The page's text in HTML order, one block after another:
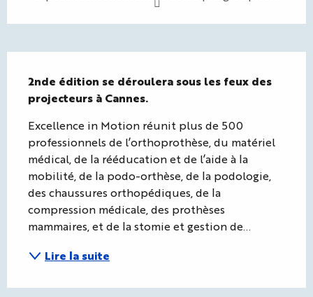
2nde édition se déroulera sous les feux des
projecteurs à Cannes.
Excellence in Motion réunit plus de 500
professionnels de l’orthoprothèse, du matériel
médical, de la rééducation et de l’aide à la
mobilité, de la podo-orthèse, de la podologie,
des chaussures orthopédiques, de la
compression médicale, des prothèses
mammaires, et de la stomie et gestion de...
Lire la suite